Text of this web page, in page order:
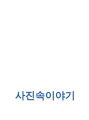
사진속이야기